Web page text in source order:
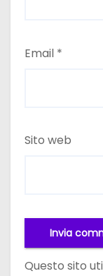
Email *
Sito web
Questo sito